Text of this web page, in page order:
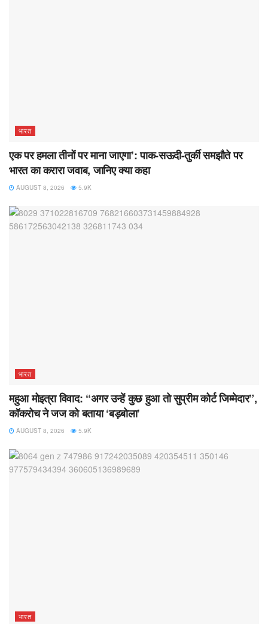
भारत
एक पर हमला तीनों पर माना जाएगा’: पाक-सऊदी-तुर्की समझौते पर
भारत का करारा जवाब, जानिए क्या कहा
AUGUST 8, 2026 5.9K
भारत
महुआ मोइत्रा विवाद: “अगर उन्हें कुछ हुआ तो सुप्रीम कोर्ट जिम्मेदार”,
कॉकरोच ने जज को बताया ‘बड़बोला’
AUGUST 8, 2026 5.9K
भारत